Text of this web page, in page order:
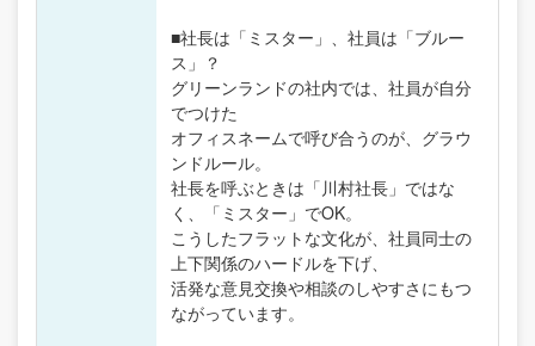
■社長は「ミスター」、社員は「ブルー
ス」？
グリーンランドの社内では、社員が自分
でつけた
オフィスネームで呼び合うのが、グラウ
ンドルール。
社長を呼ぶときは「川村社長」ではな
く、「ミスター」でOK。
こうしたフラットな文化が、社員同士の
上下関係のハードルを下げ、
活発な意見交換や相談のしやすさにもつ
ながっています。